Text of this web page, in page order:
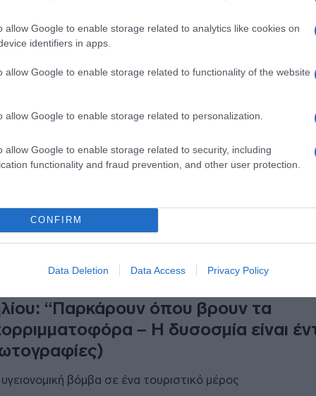
allow Google to enable storage related to analytics like cookies on
identifiers in apps.
allow Google to enable storage related to functionality of the website
allow Google to enable storage related to personalization.
allow Google to enable storage related to security, including
functionality and fraud prevention, and other user protection.
CONFIRM
Data Deletion Data Access Privacy Policy
Υπάλληλος
πέφτοντας από το όχημα
στο νοσοκομείο
- 10:04
“Παρκάρουν όπου βρουν τα
– Η δυσοσμία είναι
βόμβα σε ένα τουριστικό μέρος